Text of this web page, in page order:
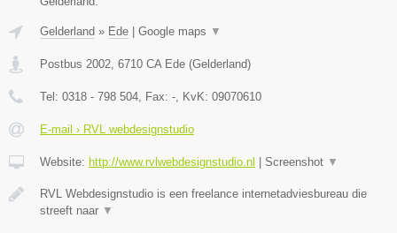
Gelderland » Ede Google maps ▼
Postbus 2002, 6710 CA Ede (Gelderland)
Tel: 0318 - 798 504, Fax: -, KvK: 09070610
E-mail › RVL webdesignstudio
Website: http://www.rvlwebdesignstudio.nl Screenshot ▼
RVL Webdesignstudio is een freelance internetadviesbureau die
streeft naar ▼